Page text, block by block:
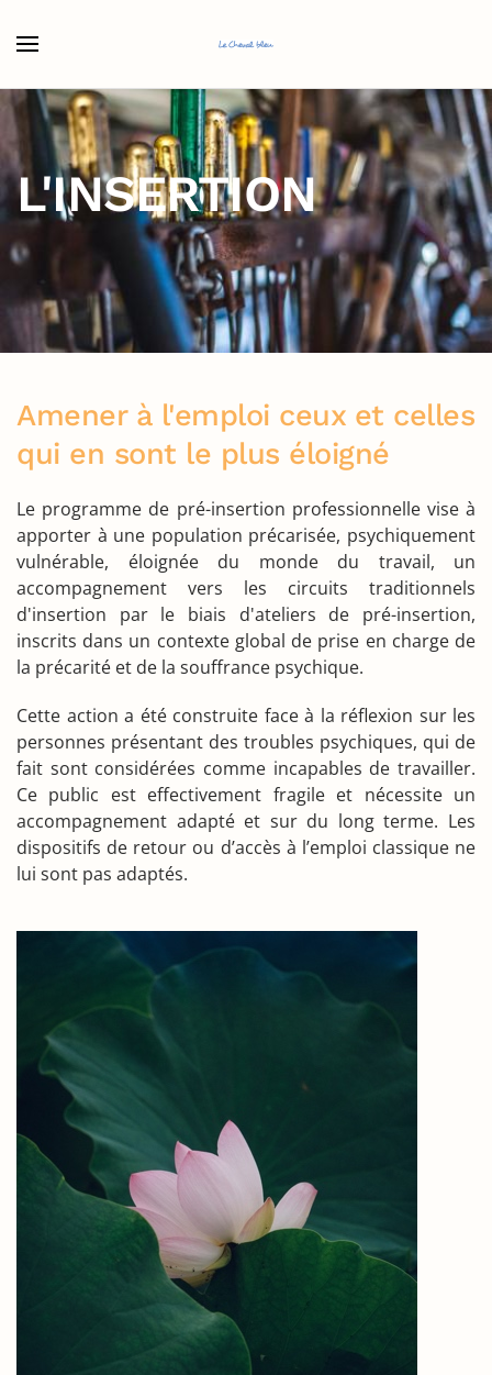
L'INSERTION
Amener à l'emploi ceux et celles
qui en sont le plus éloigné
Le programme de pré-insertion professionnelle vise à
apporter à une population précarisée, psychiquement
vulnérable, éloignée du monde du travail, un
accompagnement vers les circuits traditionnels
d'insertion par le biais d'ateliers de pré-insertion,
inscrits dans un contexte global de prise en charge de
la précarité et de la souffrance psychique.
Cette action a été construite face à la réflexion sur les
personnes présentant des troubles psychiques, qui de
fait sont considérées comme incapables de travailler.
Ce public est effectivement fragile et nécessite un
accompagnement adapté et sur du long terme. Les
dispositifs de retour ou d’accès à l’emploi classique ne
lui sont pas adaptés.